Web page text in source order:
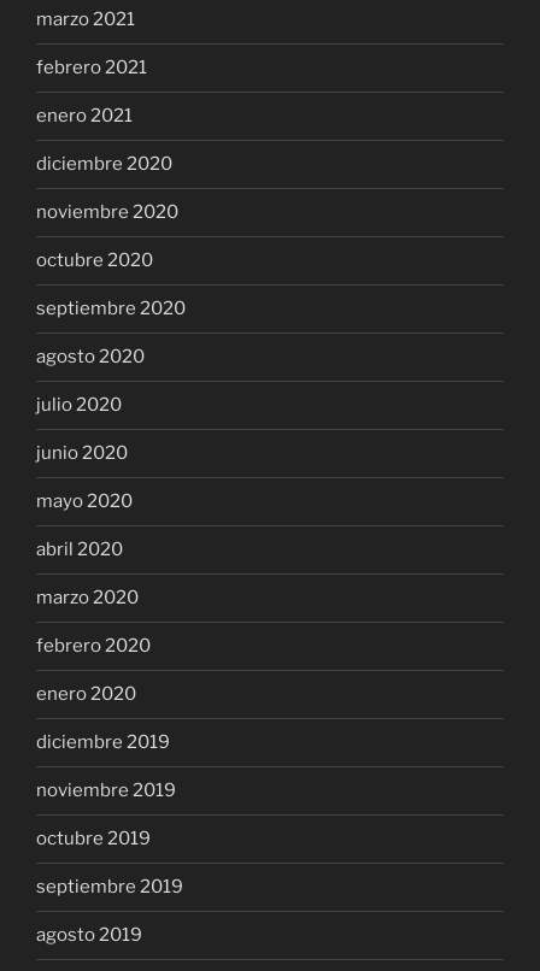
marzo 2021
febrero 2021
enero 2021
diciembre 2020
noviembre 2020
octubre 2020
septiembre 2020
agosto 2020
julio 2020
junio 2020
mayo 2020
abril 2020
marzo 2020
febrero 2020
enero 2020
diciembre 2019
noviembre 2019
octubre 2019
septiembre 2019
agosto 2019